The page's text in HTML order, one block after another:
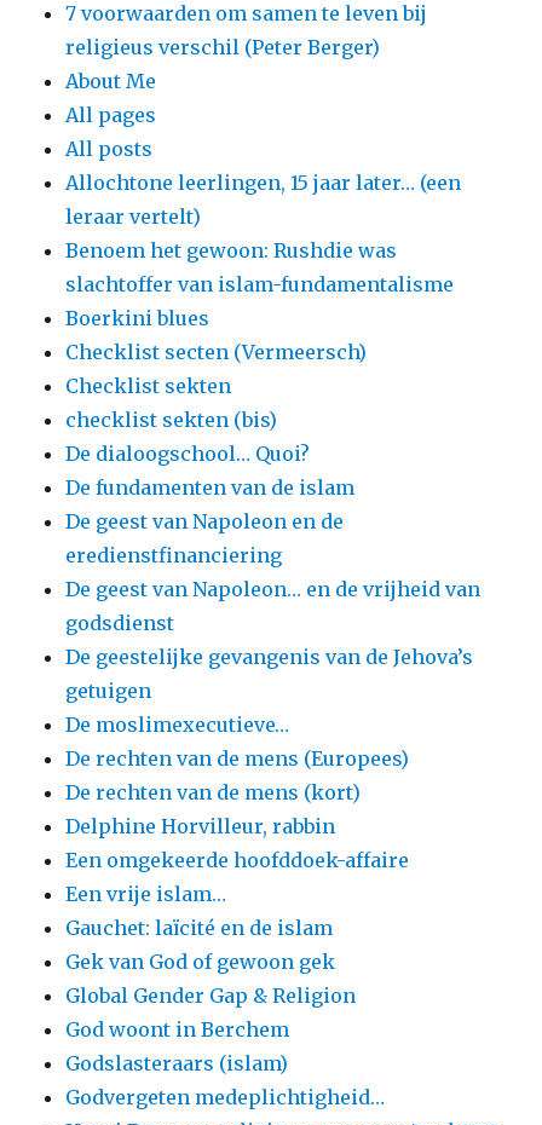
7 voorwaarden om samen te leven bij
religieus verschil (Peter Berger)
About Me
All pages
All posts
Allochtone leerlingen, 15 jaar later… (een
leraar vertelt)
Benoem het gewoon: Rushdie was
slachtoffer van islam-fundamentalisme
Boerkini blues
Checklist secten (Vermeersch)
Checklist sekten
checklist sekten (bis)
De dialoogschool… Quoi?
De fundamenten van de islam
De geest van Napoleon en de
eredienstfinanciering
De geest van Napoleon… en de vrijheid van
godsdienst
De geestelijke gevangenis van de Jehova’s
getuigen
De moslimexecutieve…
De rechten van de mens (Europees)
De rechten van de mens (kort)
Delphine Horvilleur, rabbin
Een omgekeerde hoofddoek-affaire
Een vrije islam…
Gauchet: laïcité en de islam
Gek van God of gewoon gek
Global Gender Gap & Religion
God woont in Berchem
Godslasteraars (islam)
Godvergeten medeplichtigheid…